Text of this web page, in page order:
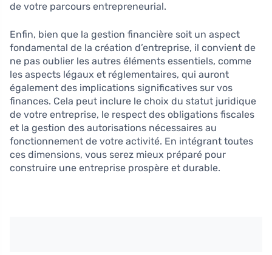
de votre parcours entrepreneurial.
Enfin, bien que la gestion financière soit un aspect
fondamental de la création d’entreprise, il convient de
ne pas oublier les autres éléments essentiels, comme
les aspects légaux et réglementaires, qui auront
également des implications significatives sur vos
finances. Cela peut inclure le choix du statut juridique
de votre entreprise, le respect des obligations fiscales
et la gestion des autorisations nécessaires au
fonctionnement de votre activité. En intégrant toutes
ces dimensions, vous serez mieux préparé pour
construire une entreprise prospère et durable.